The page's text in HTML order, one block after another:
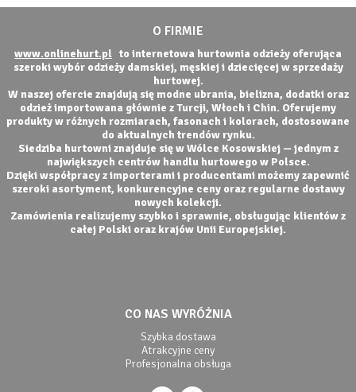
O FIRMIE
www.onlinehurt.pl to internetowa hurtownia odzieży oferująca
szeroki wybór odzieży damskiej, męskiej i dziecięcej w sprzedaży
hurtowej.
W naszej ofercie znajdują się modne ubrania, bielizna, dodatki oraz
odzież importowana głównie z Turcji, Włoch i Chin. Oferujemy
produkty w różnych rozmiarach, fasonach i kolorach, dostosowane
do aktualnych trendów rynku.
Siedziba hurtowni znajduje się w Wólce Kosowskiej — jednym z
największych centrów handlu hurtowego w Polsce.
Dzięki współpracy z importerami i producentami możemy zapewnić
szeroki asortyment, konkurencyjne ceny oraz regularne dostawy
nowych kolekcji.
Zamówienia realizujemy szybko i sprawnie, obsługując klientów z
całej Polski oraz krajów Unii Europejskiej.
CO NAS WYRÓŻNIA
Szybka dostawa
Atrakcyjne ceny
Profesjonalna obsługa